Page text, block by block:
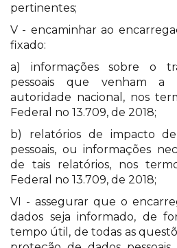
pertinentes;
V - encaminhar ao
fixado:
a) informações sobre o
pessoais que venham a
autoridade nacional, nos
Federal no 13.709, de 2018;
b) relatórios de impacto
pessoais, ou informações
de tais relatórios, nos
Federal no 13.709, de 2018;
VI - assegurar que o
dados seja informado, de
tempo útil, de todas as